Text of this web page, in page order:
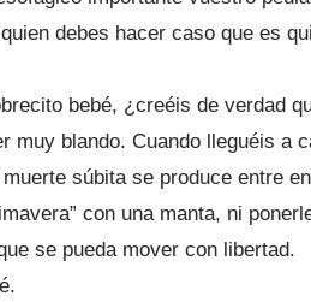
debes hacer caso que es
bebé, ¿creéis de verdad
blando. Cuando lleguéis a
súbita se produce entre
con una manta, ni
se pueda mover con libertad.